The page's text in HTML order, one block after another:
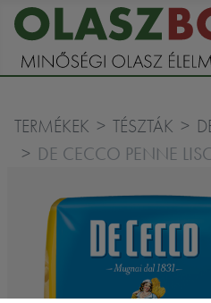
TERMÉKEK TÉSZTÁK
DE CECCO PENNE